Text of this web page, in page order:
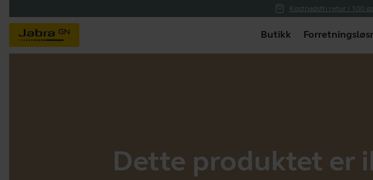
Kostnadsfri retur i 100
Butikk
Dette produktet er